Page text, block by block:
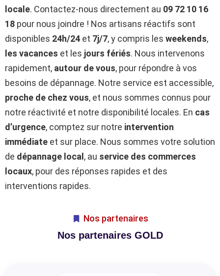
locale. Contactez-nous directement au 09 72 10 16
18 pour nous joindre ! Nos artisans réactifs sont
disponibles 24h/24 et 7j/7, y compris les weekends,
les vacances et les jours fériés. Nous intervenons
rapidement, autour de vous, pour répondre à vos
besoins de dépannage. Notre service est accessible,
proche de chez vous, et nous sommes connus pour
notre réactivité et notre disponibilité locales. En cas
d’urgence, comptez sur notre intervention
immédiate et sur place. Nous sommes votre solution
de dépannage local , au service des commerces
locaux, pour des réponses rapides et des
interventions rapides.
Nos partenaires
Nos partenaires GOLD